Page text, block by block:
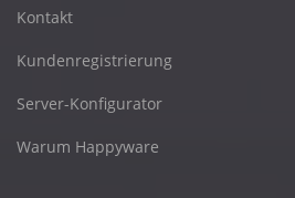
Kontakt
Kundenregistrierung
Server-Konfigurator
Warum Happyware